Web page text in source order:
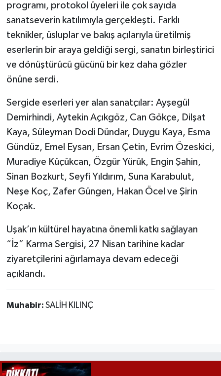
programı, protokol üyeleri ile çok sayıda
sanatseverin katılımıyla gerçekleşti. Farklı
teknikler, üsluplar ve bakış açılarıyla üretilmiş
eserlerin bir araya geldiği sergi, sanatın birleştirici
ve dönüştürücü gücünü bir kez daha gözler
önüne serdi.
Sergide eserleri yer alan sanatçılar: Ayşegül
Demirhindi, Aytekin Açıkgöz, Can Gökçe, Dilşat
Kaya, Süleyman Dodi Dündar, Duygu Kaya, Esma
Gündüz, Emel Eysan, Ersan Çetin, Evrim Özeskici,
Muradiye Küçükcan, Özgür Yürük, Engin Şahin,
Sinan Bozkurt, Seyfi Yıldırım, Suna Karabulut,
Neşe Koç, Zafer Güngen, Hakan Öcel ve Şirin
Koçak.
Uşak’ın kültürel hayatına önemli katkı sağlayan
“İz” Karma Sergisi, 27 Nisan tarihine kadar
ziyaretçilerini ağırlamaya devam edeceği
açıklandı.
Muhabir: SALİH KILINÇ